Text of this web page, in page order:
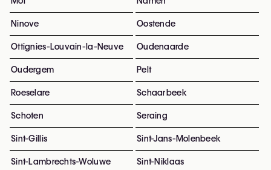
Ninove Oostende
Ottignies-Louvain-la-Neuve Oudenaarde
Oudergem Pelt
Roeselare Schaarbeek
Schoten Seraing
Sint-Gillis Sint-Jans-Molenbeek
Sint-Lambrechts-Woluwe Sint-Niklaas